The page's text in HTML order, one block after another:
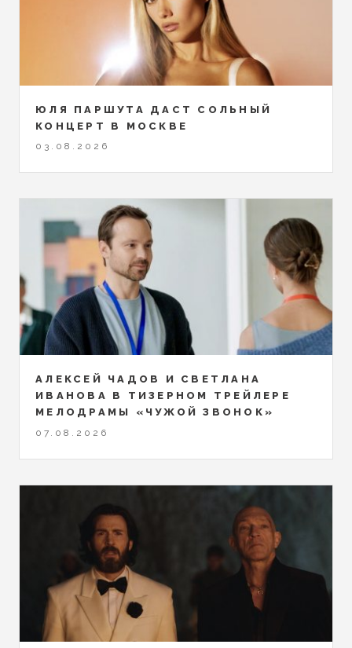
ЮЛЯ ПАРШУТА ДАСТ СОЛЬНЫЙ
КОНЦЕРТ В МОСКВЕ
03.08.2026
АЛЕКСЕЙ ЧАДОВ И СВЕТЛАНА
ИВАНОВА В ТИЗЕРНОМ ТРЕЙЛЕРЕ
МЕЛОДРАМЫ «ЧУЖОЙ ЗВОНОК»
07.08.2026